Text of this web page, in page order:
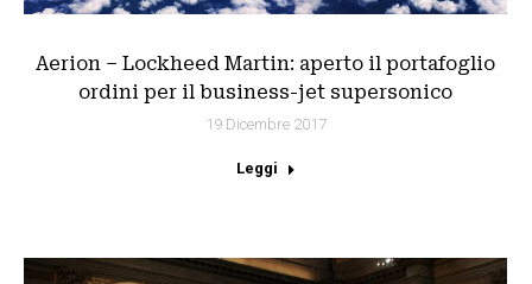
Aerion – Lockheed Martin: aperto il portafoglio
ordini per il business-jet supersonico
19 Dicembre 2017
Leggi